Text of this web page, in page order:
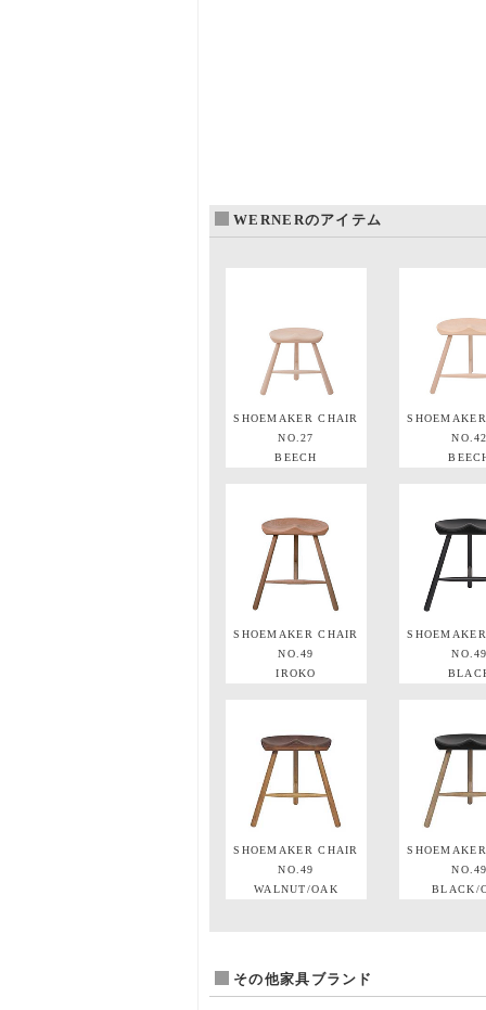
WERNERのアイテム
SHOEMAKER CHAIR
NO.27
BEECH
SHOEMAKER CHAIR
NO.49
IROKO
SHOEMAKER CHAIR
NO.49
WALNUT/OAK
BLACK/
その他家具ブランド